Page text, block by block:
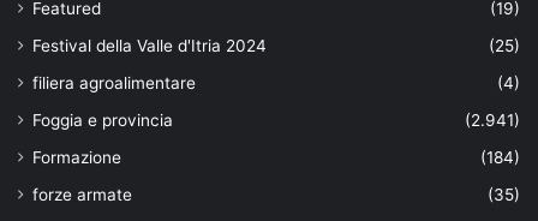
Featured
(19)
Festival della Valle d'Itria 2024
(25)
filiera agroalimentare
(4)
Foggia e provincia
(2.941)
Formazione
(184)
forze armate
(35)